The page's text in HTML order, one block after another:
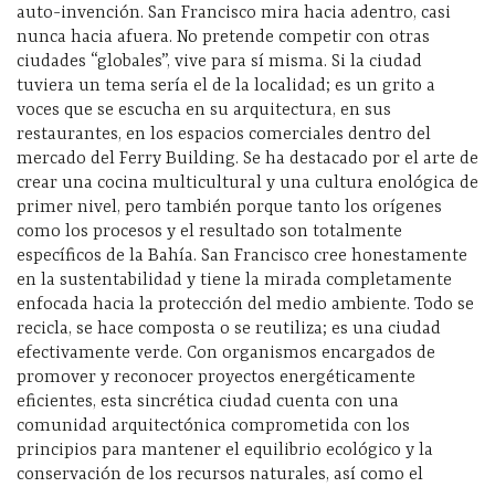
auto-invención. San Francisco mira hacia adentro, casi
nunca hacia afuera. No pretende competir con otras
ciudades “globales”, vive para sí misma. Si la ciudad
tuviera un tema sería el de la localidad; es un grito a
voces que se escucha en su arquitectura, en sus
restaurantes, en los espacios comerciales dentro del
mercado del Ferry Building. Se ha destacado por el arte de
crear una cocina multicultural y una cultura enológica de
primer nivel, pero también porque tanto los orígenes
como los procesos y el resultado son totalmente
específicos de la Bahía. San Francisco cree honestamente
en la sustentabilidad y tiene la mirada completamente
enfocada hacia la protección del medio ambiente. Todo se
recicla, se hace composta o se reutiliza; es una ciudad
efectivamente verde. Con organismos encargados de
promover y reconocer proyectos energéticamente
eficientes, esta sincrética ciudad cuenta con una
comunidad arquitectónica comprometida con los
principios para mantener el equilibrio ecológico y la
conservación de los recursos naturales, así como el